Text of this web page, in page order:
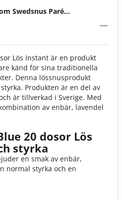
Swedsnus Paré
Lös Instant är en produkt
känd för sina traditionella
Denna lössnusprodukt
Produkten är en del av
är tillverkad i Sverige. Med
av enbär, lavendel
20 dosor Lös
styrka
en smak av enbär,
normal styrka och en